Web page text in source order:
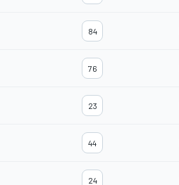
84
76
23
44
24